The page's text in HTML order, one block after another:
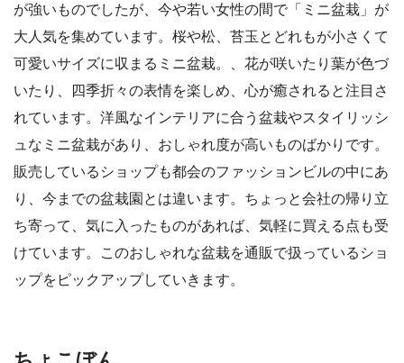
が強いものでしたが、今や若い女性の間で「ミニ盆栽」が
大人気を集めています。桜や松、苔玉とどれもが小さくて
可愛いサイズに収まるミニ盆栽。、花が咲いたり葉が色づ
いたり、四季折々の表情を楽しめ、心が癒されると注目さ
れています。洋風なインテリアに合う盆栽やスタイリッシ
ュなミニ盆栽があり、おしゃれ度が高いものばかりです。
販売しているショップも都会のファッションビルの中にあ
り、今までの盆栽園とは違います。ちょっと会社の帰り立
ち寄って、気に入ったものがあれば、気軽に買える点も受
けています。このおしゃれな盆栽を通販で扱っているショ
ップをピックアップしていきます。